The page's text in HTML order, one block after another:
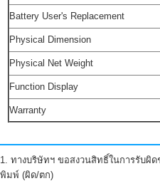
Battery User's Replacement
Physical Dimension
Physical Net Weight
Function Display
Warranty
1. ทางบริษัทฯ ขอสงวนสิทธิ์ในการรับผิ
พิมพ์ (ผิด/ตก)